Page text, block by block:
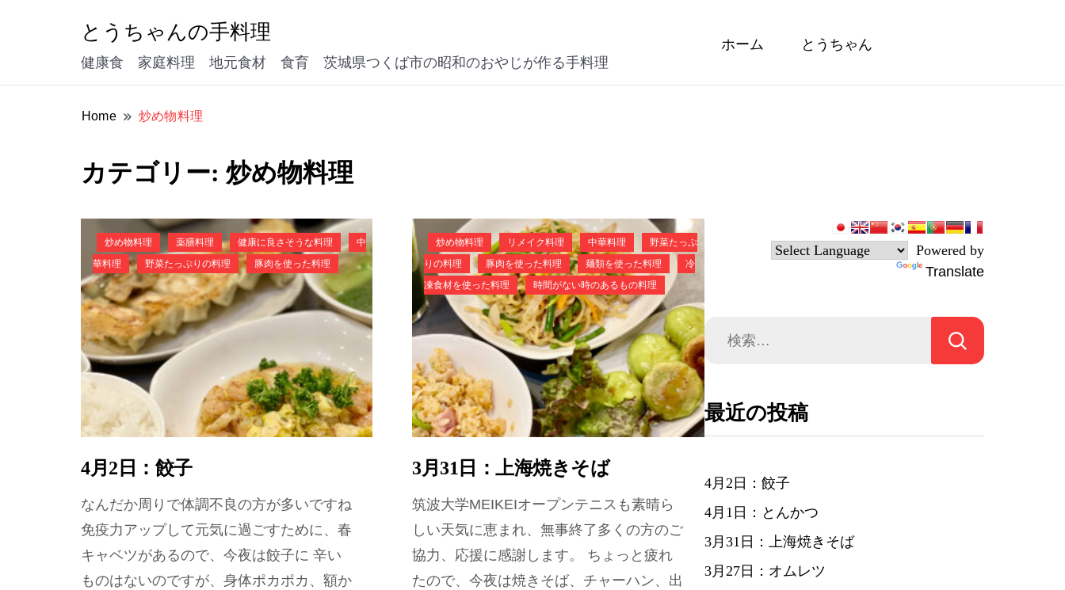
とうちゃんの手料理
健康食 家庭料理 地元食材 食育 茨城県つくば市の昭和のおやじが作る手料理
ホーム とうちゃん
Home 炒め物料理
カテゴリー: 炒め物料理
炒め物料理 薬膳料理 健康に良さそうな料理
中
華料理
野菜たっぷりの料理 豚肉を使った料理
4月2日：餃子
なんだか周りで体調不良の方が多いですね
免疫力アップして元気に過ごすために、春
キャベツがあるので、今夜は餃子に 辛い
ものはないのですが、身体ポカポカ、額か
炒め物料理 リメイク料理 中華料理
野菜たっぷ
りの料理
豚肉を使った料理 麺類を使った料理
冷
凍食材を使った料理
時間がない時のあるもの料理
3月31日：上海焼きそば
筑波大学MEIKEIオープンテニスも素晴ら
しい天気に恵まれ、無事終了多くの方のご
協力、応援に感謝します。 ちょっと疲れ
たので、今夜は焼きそば、チャーハン、出
Powered by
Translate
索:
最近の投稿
4月2日：餃子
4月1日：とんかつ
3月31日：上海焼きそば
3月27日：オムレツ